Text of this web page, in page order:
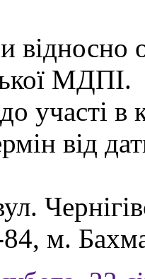
відносно
МДПІ.
участі в
від
84, м.